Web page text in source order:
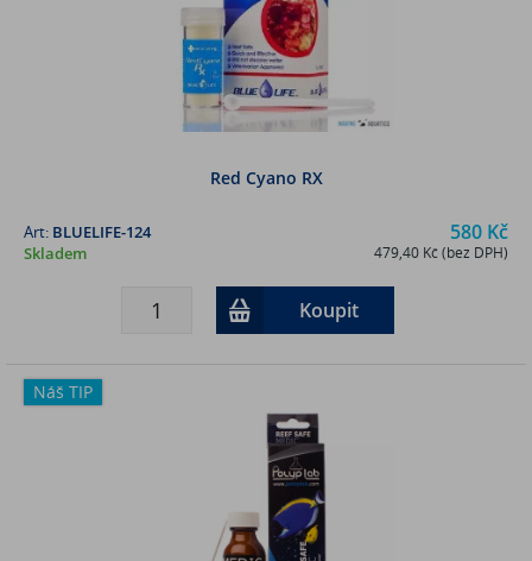
Red Cyano RX
580 Kč
479,40 Kč (bez DPH)
Art: BLUELIFE-124
Skladem
Koupit
Náš TIP